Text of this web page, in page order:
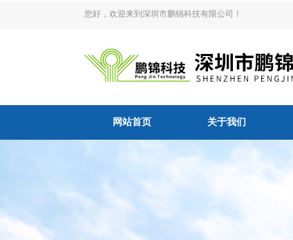
您好，欢迎来到深圳市鹏锦科技有限公司！
网站首页 关于我们